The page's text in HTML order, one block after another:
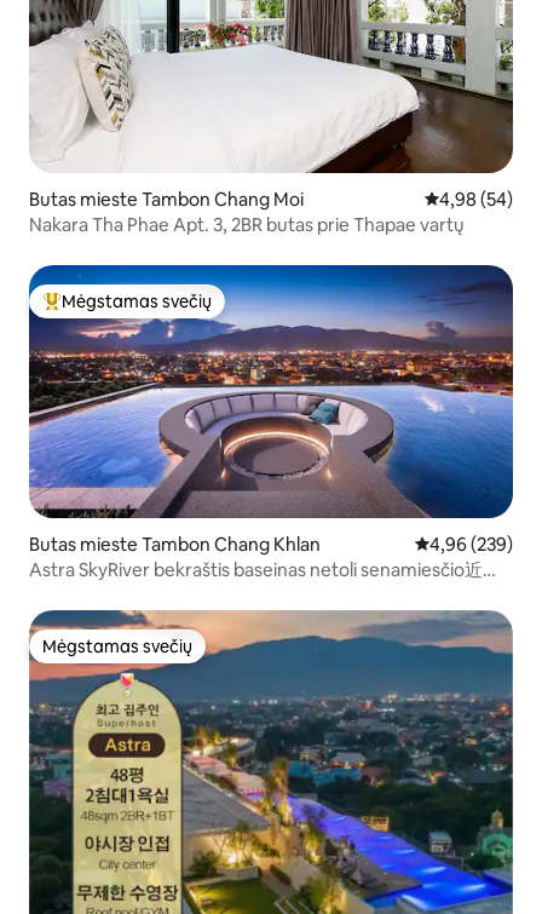
Butas mieste Tambon Chang Moi Vidutinis
4,98 (54)
Nakara Tha Phae Apt. 3, 2BR butas prie Thapae vartų
Svečių mėgstamiausias
Mėgstamas svečių
Butas mieste Tambon Chang Khlan Vidutinis
4,96 (239)
Astra SkyRiver bekraštis baseinas netoli senamiesčio近古
Mėgstamas svečių
Mėgstamas svečių